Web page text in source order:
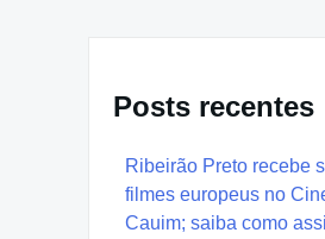
Posts recentes
Ribeirão Preto recebe
filmes europeus no
Cauim; saiba como